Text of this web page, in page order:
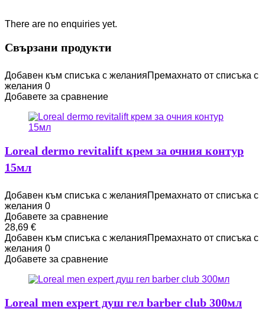
There are no enquiries yet.
Свързани продукти
Добавен към списъка с желанияПремахнато от списъка с
желания 0
Добавете за сравнение
Loreal dermo revitalift крем за очния контур
15мл
Добавен към списъка с желанияПремахнато от списъка с
желания 0
Добавете за сравнение
28,69 €
Добавен към списъка с желанияПремахнато от списъка с
желания 0
Добавете за сравнение
Loreal men expert душ гел barber club 300мл